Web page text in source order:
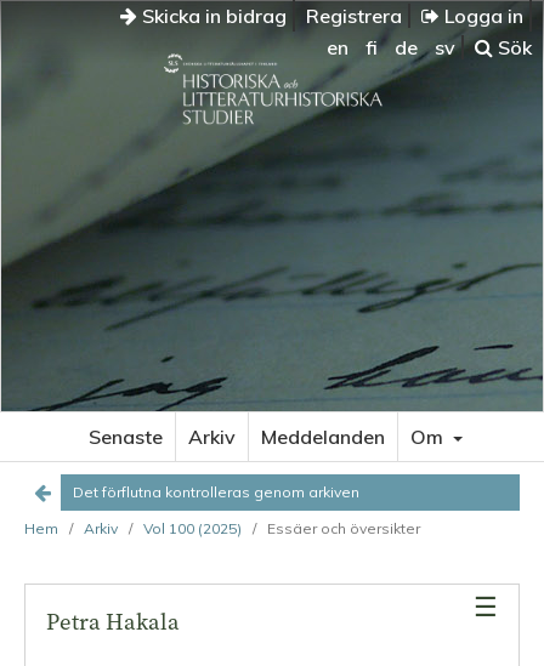
Skicka in bidrag Registrera
Logga in
en
fi de sv Sök
Senaste Arkiv Meddelanden Om
Det förflutna kontrolleras genom arkiven
Hem
/ Arkiv / Vol 100 (2025) / Essäer och översikter
KONTROLLERAS
Arkiv,
och
identitet
och
glömska
Svenska
litteratursällskapets
arkiv
social
☰
Petra Hakala